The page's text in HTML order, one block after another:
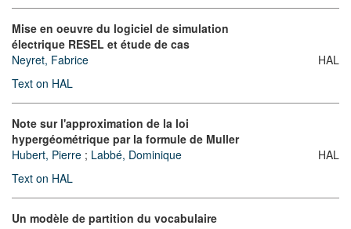
Mise en oeuvre du logiciel de simulation
électrique RESEL et étude de cas
Neyret, Fabrice
Text on HAL
HAL
Note sur l'approximation de la loi
hypergéométrique par la formule de Muller
Hubert, Pierre ; Labbé, Dominique
Text on HAL
HAL
Un modèle de partition du vocabulaire